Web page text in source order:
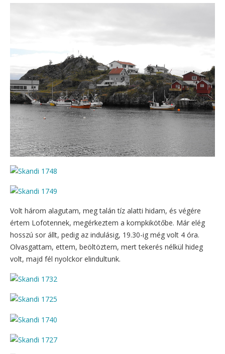
Volt három alagutam, meg talán tíz alatti hidam, és végére
értem Lofotennek, megérkeztem a kompkikötőbe. Már elég
hosszú sor állt, pedig az indulásig, 19.30-ig még volt 4 óra.
Olvasgattam, ettem, beöltöztem, mert tekerés nélkül hideg
volt, majd fél nyolckor elindultunk.